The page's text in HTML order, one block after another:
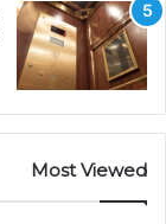
Most Viewed